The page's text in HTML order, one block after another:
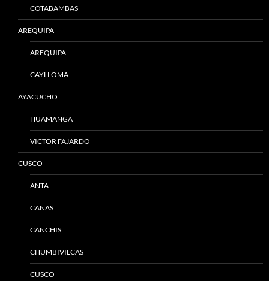
COTABAMBAS
AREQUIPA
AREQUIPA
CAYLLOMA
AYACUCHO
HUAMANGA
VICTOR FAJARDO
CUSCO
ANTA
CANAS
CANCHIS
CHUMBIVILCAS
CUSCO